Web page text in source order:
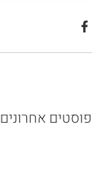
פוסטים אחרונים